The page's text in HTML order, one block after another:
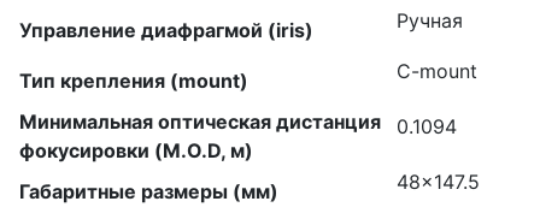
Управление диафрагмой (iris) Ручная
Тип крепления (mount) C-mount
Минимальная оптическая дистанция
фокусировки (M.O.D, м)
0.1094
Габаритные размеры (мм) 48×147.5